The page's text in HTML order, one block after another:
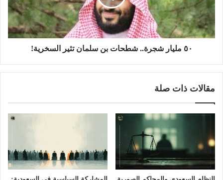
٥٠ مليار شجرة.. شطحات بن سلمان تثير السخرية!
مقالات ذات صلة